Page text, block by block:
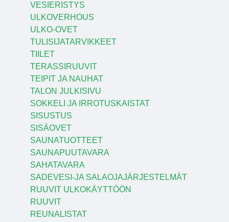
VESIERISTYS
ULKOVERHOUS
ULKO-OVET
TULISIJATARVIKKEET
TIILET
TERASSIRUUVIT
TEIPIT JA NAUHAT
TALON JULKISIVU
SOKKELI JA IRROTUSKAISTAT
SISUSTUS
SISÄOVET
SAUNATUOTTEET
SAUNAPUUTAVARA
SAHATAVARA
SADEVESI-JA SALAOJAJÄRJESTELMÄT
RUUVIT ULKOKÄYTTÖÖN
RUUVIT
REUNALISTAT